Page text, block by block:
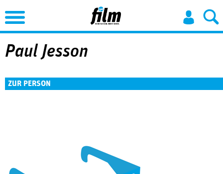
Jump to Navigation
Paul Jesson
ZUR PERSON